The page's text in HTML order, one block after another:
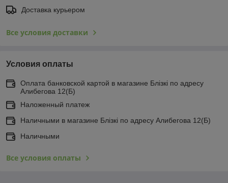
Доставка курьером
Все условия доставки
Условия оплаты
Оплата банковской картой в магазине Блiзкi по адресу
Алибегова 12(Б)
Наложенный платеж
Наличными в магазине Блiзкi по адресу Алибегова 12(Б)
Наличными
Все условия оплаты